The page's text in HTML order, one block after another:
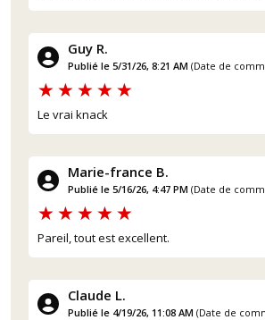
Guy R.
Publié le 5/31/26, 8:21 AM (Date de
Le vrai knack
Marie-france B.
Publié le 5/16/26, 4:47 PM (Date de
Pareil, tout est excellent.
Claude L.
Publié le 4/19/26, 11:08 AM (Date de